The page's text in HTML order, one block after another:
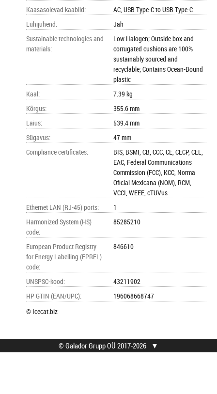
Kaasasolevad kaablid:
AC, USB Type-C to USB Type-C
Lühijuhend:
Jah
Sustainable technologies and
materials:
Low Halogen; Outside box and
corrugated cushions are 100%
sustainably sourced and
recyclable; Contains Ocean-Bound
plastic
Kaal:
7.39 kg
Kõrgus:
355.6 mm
Laius:
539.4 mm
Sügavus:
47 mm
Compliance certificates:
BIS, BSMI, CB, CCC, CE, CECP, CEL,
EAC, Federal Communications
Commission (FCC), KCC, Norma
Oficial Mexicana (NOM), RCM,
VCCI, WEEE, cTUVus
Ethernet LAN (RJ-45) ports:
1
Harmonized System (HS)
code:
85285210
European Product Registry
for Energy Labelling (EPREL)
code:
846610
UNSPSC-kood:
43211902
HP GTIN (EAN/UPC):
196068668747
© Icecat.biz
© Galador Grupp OÜ 2017-2026 ▼